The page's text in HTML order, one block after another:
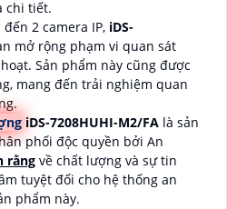
chi tiết.
2 camera IP, iDS-
mở rộng phạm vi quan sát
Sản phẩm này cũng được
mang đến trải nghiệm quan
iDS-7208HUHI-M2/FA là sản
phối độc quyền bởi An
rằng về chất lượng và sự tin
tuyệt đối cho hệ thống an
phẩm này.